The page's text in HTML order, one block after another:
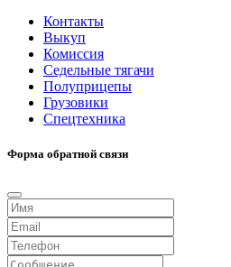
Контакты
Выкуп
Комиссия
Седельные тягачи
Полуприцепы
Грузовики
Спецтехника
Форма обратной связи